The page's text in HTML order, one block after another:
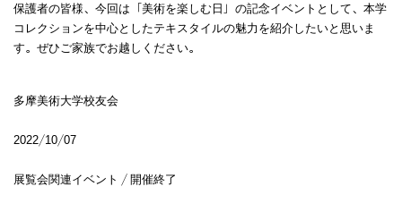
保護者の皆様、今回は「美術を楽しむ日」の記念イベントとして、本学
コレクションを中心としたテキスタイルの魅力を紹介したいと思いま
す。ぜひご家族でお越しください。
多摩美術大学校友会
2022/10/07
展覧会関連イベント / 開催終了